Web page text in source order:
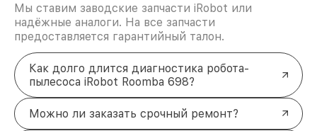
Мы ставим заводские запчасти iRobot или
надёжные аналоги. На все запчасти
предоставляется гарантийный талон.
Как долго длится диагностика робота-
пылесоса iRobot Roomba 698?
Можно ли заказать срочный ремонт?